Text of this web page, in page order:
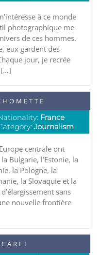
à ce monde
photographique me
de ces hommes.
eux gardent des
jour, je recrée
[…]
France
Journalism
centrale ont
Bulgarie, l’Estonie, la
la Pologne, la
la Slovaquie et la
sans
nouvelle frontière